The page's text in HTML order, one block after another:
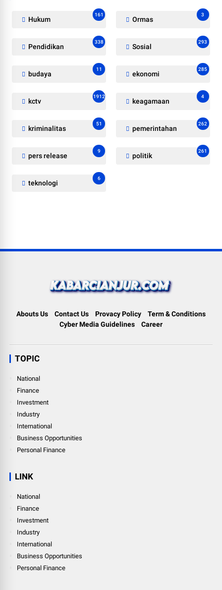
Hukum
161
Ormas
3
Pendidikan
338
Sosial
293
budaya
11
ekonomi
285
kctv
1912
keagamaan
4
kriminalitas
51
pemerintahan
262
pers release
9
politik
261
teknologi
6
Abouts Us Contact Us Provacy Policy
Term & Conditions
Cyber Media Guidelines
Career
TOPIC
National
Finance
Investment
Industry
International
Business Opportunities
Personal Finance
LINK
National
Finance
Investment
Industry
International
Business Opportunities
Personal Finance